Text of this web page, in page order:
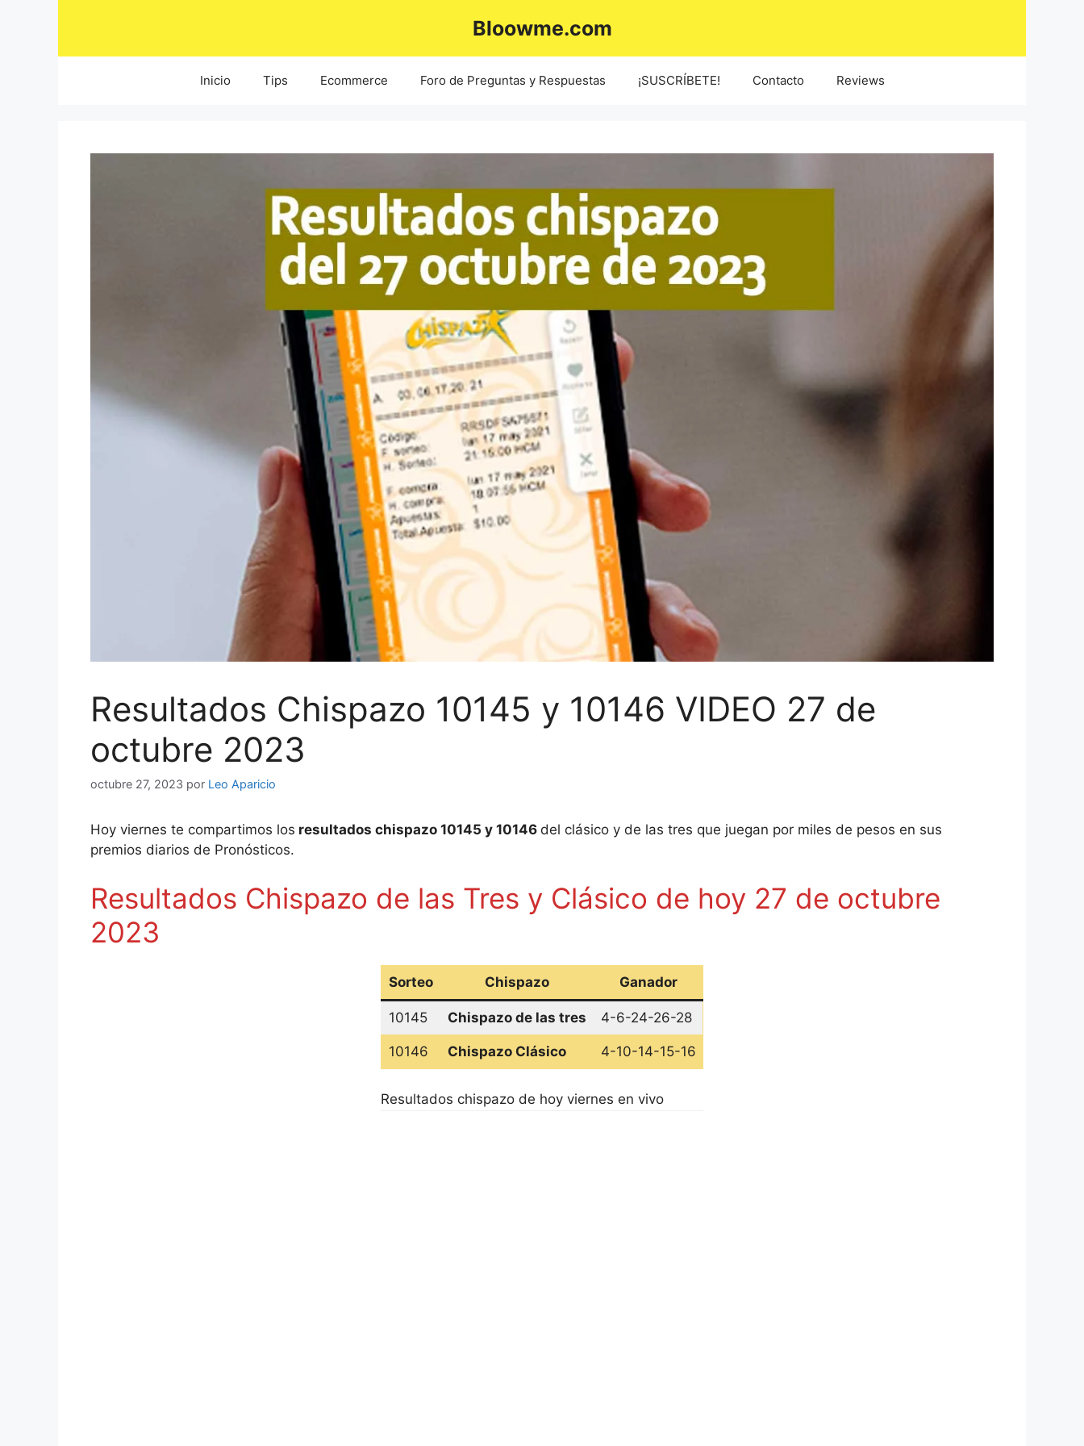
Bloowme.com
Inicio Tips Ecommerce Foro de Preguntas y Respuestas ¡SUSCRÍBETE! Contacto Reviews
Resultados Chispazo 10145 y 10146 VIDEO 27 de
octubre 2023
octubre 27, 2023 por Leo Aparicio
Hoy viernes te compartimos los resultados chispazo 10145 y 10146 del clásico y de las tres que juegan por miles de pesos en sus
premios diarios de Pronósticos.
Resultados Chispazo de las Tres y Clásico de hoy 27 de octubre
2023
Sorteo Chispazo Ganador
10145 Chispazo de las tres 4-6-24-26-28
10146 Chispazo Clásico 4-10-14-15-16
Resultados chispazo de hoy viernes en vivo